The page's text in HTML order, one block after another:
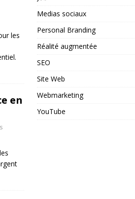
les
en
Medias sociaux
Personal Branding
Réalité augmentée
SEO
Site Web
Webmarketing
YouTube